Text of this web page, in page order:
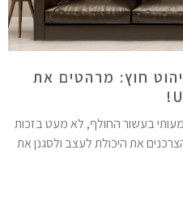
חוץ: מרהטים את
בעשור החולף, לא מעט בזכות
את היכולת לעצב ולסגנן את